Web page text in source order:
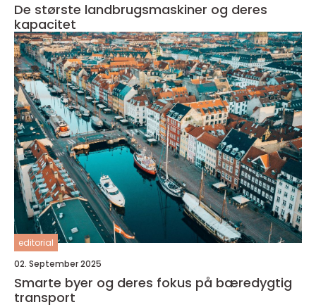
De største landbrugsmaskiner og deres
kapacitet
editorial
02. September 2025
Smarte byer og deres fokus på bæredygtig
transport